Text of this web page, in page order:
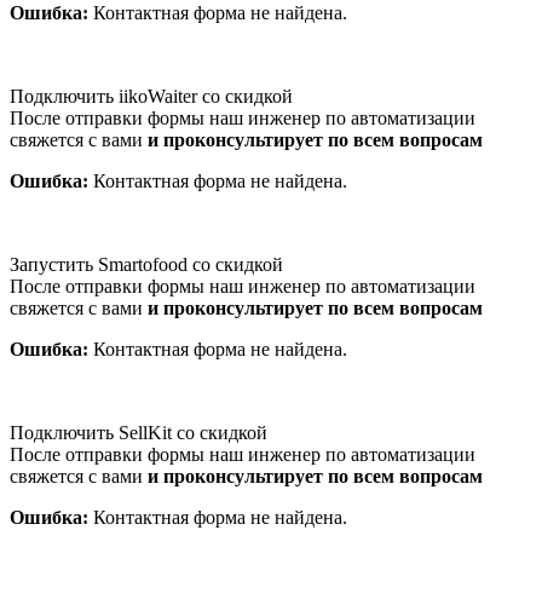
Ошибка: Контактная форма не найдена.
Подключить iikoWaiter со скидкой
После отправки формы наш инженер по автоматизации
свяжется с вами и проконсультирует по всем вопросам
Ошибка: Контактная форма не найдена.
Запустить Smartofood со скидкой
После отправки формы наш инженер по автоматизации
свяжется с вами и проконсультирует по всем вопросам
Ошибка: Контактная форма не найдена.
Подключить SellKit со скидкой
После отправки формы наш инженер по автоматизации
свяжется с вами и проконсультирует по всем вопросам
Ошибка: Контактная форма не найдена.